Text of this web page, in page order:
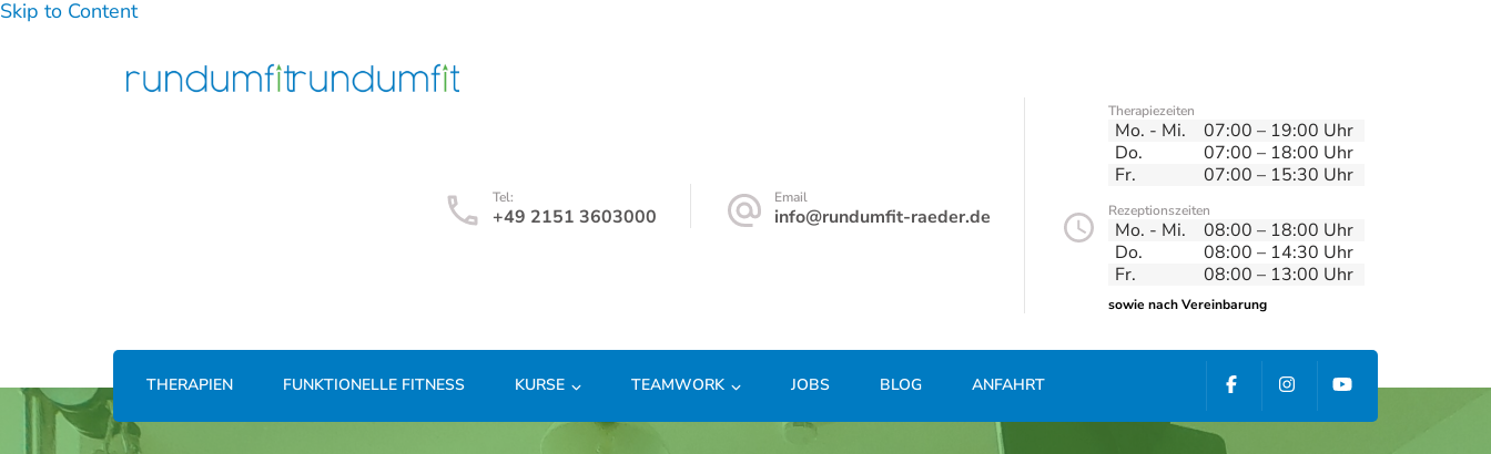
Skip to Content
Tel:
+49 2151 3603000
Email
info@rundumfit-raeder.de
Therapiezeiten
Mo. - Mi.
07:00 – 19:00 Uhr
Do.
07:00 – 18:00 Uhr
Fr.
07:00 – 15:30 Uhr
Rezeptionszeiten
Mo. - Mi.
08:00 – 18:00 Uhr
Do.
08:00 – 14:30 Uhr
Fr.
08:00 – 13:00 Uhr
THERAPIEN FUNKTIONELLE FITNESS KURSE TEAMWORK JOBS BLOG ANFAHRT